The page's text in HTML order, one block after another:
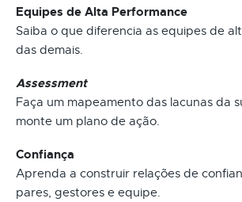
Equipes de Alta Performance
Saiba o que diferencia as equipes de
das demais.
Assessment
Faça um mapeamento das lacunas da
monte um plano de ação.
Confiança
Aprenda a construir relações de
pares, gestores e equipe.